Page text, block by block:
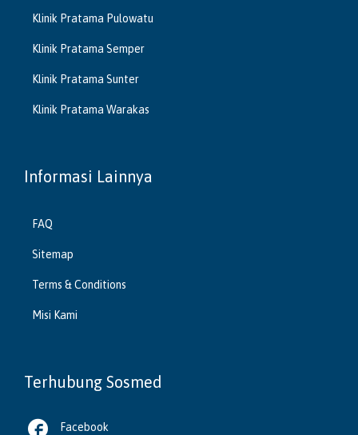
Klinik Pratama Pulowatu
Klinik Pratama Semper
Klinik Pratama Sunter
Klinik Pratama Warakas
Informasi Lainnya
FAQ
Sitemap
Terms & Conditions
Misi Kami
Terhubung Sosmed
 Facebook